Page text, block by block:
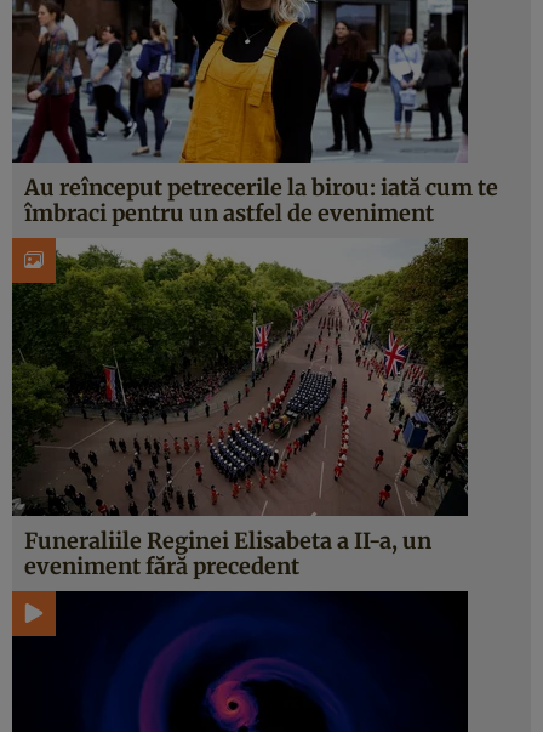
Au reînceput petrecerile la birou: iată cum te
îmbraci pentru un astfel de eveniment
Funeraliile Reginei Elisabeta a II-a, un
eveniment fără precedent